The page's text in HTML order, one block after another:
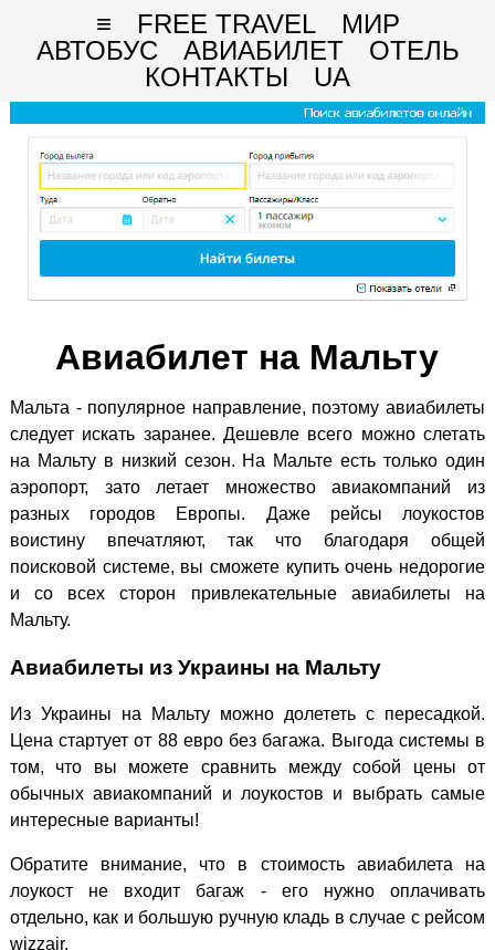
≡ FREE TRAVEL
МИР
АВТОБУС
АВИАБИЛЕТ
ОТЕЛЬ
КОНТАКТЫ
UA
Авиабилет на Мальту
Мальта - популярное направление, поэтому авиабилеты
следует искать заранее. Дешевле всего можно слетать
на Мальту в низкий сезон. На Мальте есть только один
аэропорт, зато летает множество авиакомпаний из
разных городов Европы. Даже рейсы лоукостов
воистину впечатляют, так что благодаря общей
поисковой системе, вы сможете купить очень недорогие
и со всех сторон привлекательные авиабилеты на
Мальту.
Авиабилеты из Украины на Мальту
Из Украины на Мальту можно долететь с пересадкой.
Цена стартует от 88 евро без багажа. Выгода системы в
том, что вы можете сравнить между собой цены от
обычных авиакомпаний и лоукостов и выбрать самые
интересные варианты!
Обратите внимание, что в стоимость авиабилета на
лоукост не входит багаж - его нужно оплачивать
отдельно, как и большую ручную кладь в случае с рейсом
wizzair.